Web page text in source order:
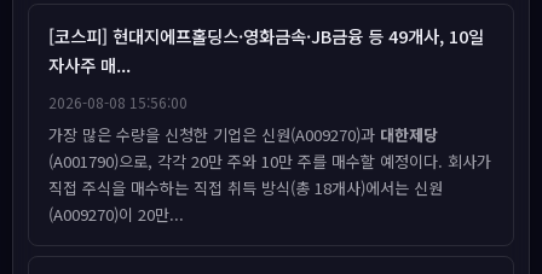
[코스피] 현대지에프홀딩스·영화금속·JB금융 등 49개사, 10일
자사주 매...
2026-08-08 15:56:00
가장 많은 수량을 신청한 기업은 신원(A009270)과 대한제당
(A001790)으로, 각각 20만 주와 10만 주를 매수할 예정이다. 회사가
직접 주식을 매수하는 직접 취득 방식(총 18개사)에서는 신원
(A009270)이 20만...